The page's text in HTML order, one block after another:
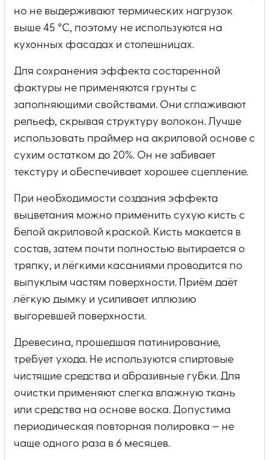
но не выдерживают термических нагрузок
выше 45 °C, поэтому не используются на
кухонных фасадах и столешницах.
Для сохранения эффекта состаренной
фактуры не применяются грунты с
заполняющими свойствами. Они сглаживают
рельеф, скрывая структуру волокон. Лучше
использовать праймер на акриловой основе с
сухим остатком до 20%. Он не забивает
текстуру и обеспечивает хорошее сцепление.
При необходимости создания эффекта
выцветания можно применить сухую кисть с
белой акриловой краской. Кисть макается в
состав, затем почти полностью вытирается о
тряпку, и лёгкими касаниями проводится по
выпуклым частям поверхности. Приём даёт
лёгкую дымку и усиливает иллюзию
выгоревшей поверхности.
Древесина, прошедшая патинирование,
требует ухода. Не используются спиртовые
чистящие средства и абразивные губки. Для
очистки применяют слегка влажную ткань
или средства на основе воска. Допустима
периодическая повторная полировка — не
чаще одного раза в 6 месяцев.